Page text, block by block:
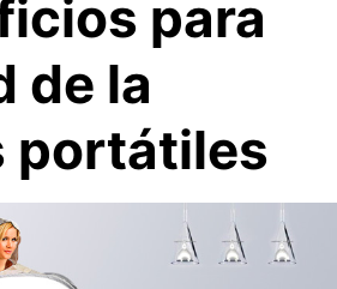
para
de la
portátiles